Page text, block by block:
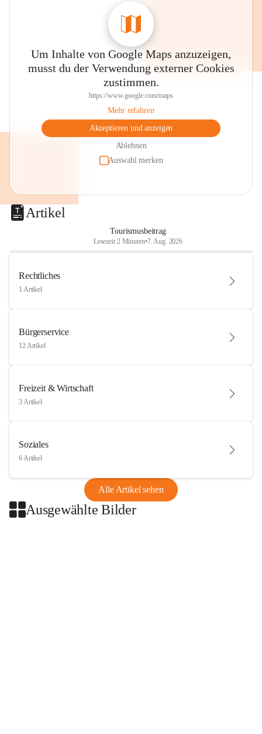
Um Inhalte von Google Maps anzuzeigen,
musst du der Verwendung externer Cookies
zustimmen.
https://www.google.com/maps
Mehr erfahren
Akzeptieren und anzeigen
Ablehnen
Auswahl merken
Artikel
Tourismusbeitrag
Lesezeit 2 Minuten•7. Aug. 2026
Rechtliches
1 Artikel
Bürgerservice
12 Artikel
Freizeit & Wirtschaft
3 Artikel
Soziales
6 Artikel
Alle Artikel sehen
Ausgewählte Bilder